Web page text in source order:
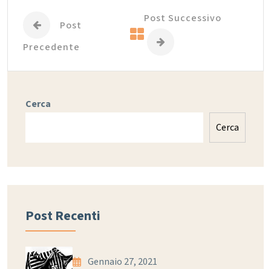
Post
Precedente
Post Successivo
Cerca
Cerca
Post Recenti
Gennaio 27, 2021